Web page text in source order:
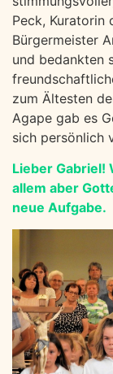
Peck, Kuratorin
Bürgermeister
und bedankten
zum Ältesten
Agape gab es
sich persönlich
Lieber Gabriel!
allem aber
neue Aufgabe.